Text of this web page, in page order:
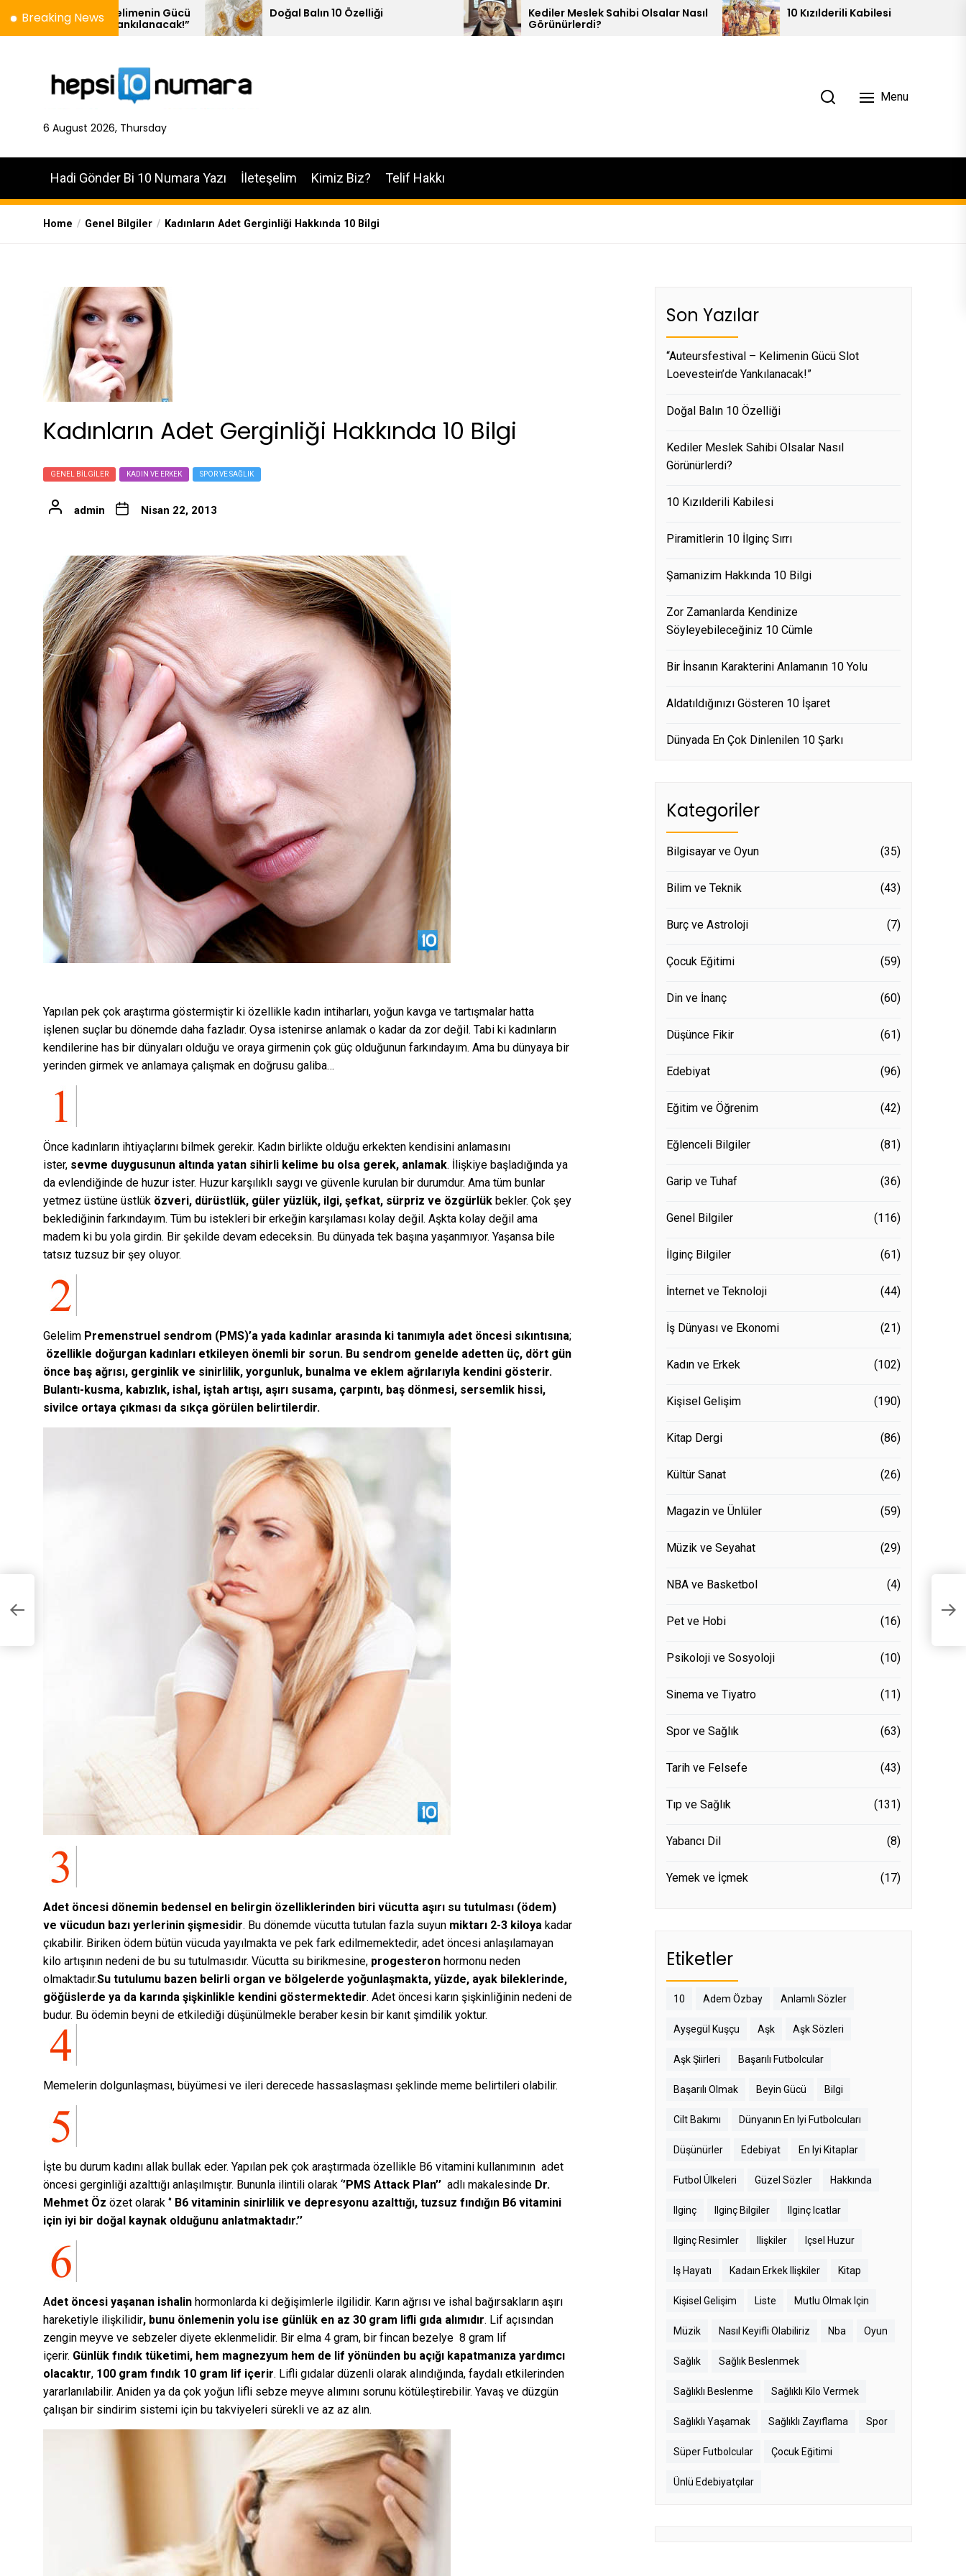
Breaking News
– Kelimenin Gücü
Yankılanacak!”
Doğal Balın 10 Özelliği
Kediler Meslek Sahibi Olsalar Nasıl
Görünürlerdi?
10 Kızılderili Kabilesi
6 August 2026, Thursday
Menu
Hadi Gönder Bi 10 Numara Yazı İleteşelim Kimiz Biz? Telif Hakkı
Home Genel Bilgiler Kadınların Adet Gerginliği Hakkında 10 Bilgi
Kadınların Adet Gerginliği Hakkında 10 Bilgi
GENEL BILGILER KADIN VE ERKEK SPOR VE SAĞLIK
admin Nisan 22, 2013
Yapılan pek çok araştırma göstermiştir ki özellikle kadın intiharları, yoğun kavga ve tartışmalar hatta
işlenen suçlar bu dönemde daha fazladır. Oysa istenirse anlamak o kadar da zor değil. Tabi ki kadınların
kendilerine has bir dünyaları olduğu ve oraya girmenin çok güç olduğunun farkındayım. Ama bu dünyaya bir
yerinden girmek ve anlamaya çalışmak en doğrusu galiba…
Önce kadınların ihtiyaçlarını bilmek gerekir. Kadın birlikte olduğu erkekten kendisini anlamasını
ister, sevme duygusunun altında yatan sihirli kelime bu olsa gerek, anlamak. İlişkiye başladığında ya
da evlendiğinde de huzur ister. Huzur karşılıklı saygı ve güvenle kurulan bir durumdur. Ama tüm bunlar
yetmez üstüne üstlük özveri, dürüstlük, güler yüzlük, ilgi, şefkat, sürpriz ve özgürlük bekler. Çok şey
beklediğinin farkındayım. Tüm bu istekleri bir erkeğin karşılaması kolay değil. Aşkta kolay değil ama
madem ki bu yola girdin. Bir şekilde devam edeceksin. Bu dünyada tek başına yaşanmıyor. Yaşansa bile
tatsız tuzsuz bir şey oluyor.
Gelelim Premenstruel sendrom (PMS)’a yada kadınlar arasında ki tanımıyla adet öncesi sıkıntısına;
özellikle doğurgan kadınları etkileyen önemli bir sorun. Bu sendrom genelde adetten üç, dört gün
önce baş ağrısı, gerginlik ve sinirlilik, yorgunluk, bunalma ve eklem ağrılarıyla kendini gösterir.
Bulantı-kusma, kabızlık, ishal, iştah artışı, aşırı susama, çarpıntı, baş dönmesi, sersemlik hissi,
sivilce ortaya çıkması da sıkça görülen belirtilerdir.
Adet öncesi dönemin bedensel en belirgin özelliklerinden biri vücutta aşırı su tutulması (ödem)
ve vücudun bazı yerlerinin şişmesidir. Bu dönemde vücutta tutulan fazla suyun miktarı 2-3 kiloya kadar
çıkabilir. Biriken ödem bütün vücuda yayılmakta ve pek fark edilmemektedir, adet öncesi anlaşılamayan
kilo artışının nedeni de bu su tutulmasıdır. Vücutta su birikmesine, progesteron hormonu neden
olmaktadır.Su tutulumu bazen belirli organ ve bölgelerde yoğunlaşmakta, yüzde, ayak bileklerinde,
göğüslerde ya da karında şişkinlikle kendini göstermektedir. Adet öncesi karın şişkinliğinin nedeni de
budur. Bu ödemin beyni de etkilediği düşünülmekle beraber kesin bir kanıt şimdilik yoktur.
Memelerin dolgunlaşması, büyümesi ve ileri derecede hassaslaşması şeklinde meme belirtileri olabilir.
İşte bu durum kadını allak bullak eder. Yapılan pek çok araştırmada özellikle B6 vitamini kullanımının adet
öncesi gerginliği azalttığı anlaşılmıştır. Bununla ilintili olarak ‘’PMS Attack Plan’’ adlı makalesinde Dr.
Mehmet Öz özet olarak ‘’ B6 vitaminin sinirlilik ve depresyonu azalttığı, tuzsuz fındığın B6 vitamini
için iyi bir doğal kaynak olduğunu anlatmaktadır.’’
Adet öncesi yaşanan ishalin hormonlarda ki değişimlerle ilgilidir. Karın ağrısı ve ishal bağırsakların aşırı
hareketiyle ilişkilidir, bunu önlemenin yolu ise günlük en az 30 gram lifli gıda alımıdır. Lif açısından
zengin meyve ve sebzeler diyete eklenmelidir. Bir elma 4 gram, bir fincan bezelye 8 gram lif
içerir. Günlük fındık tüketimi, hem magnezyum hem de lif yönünden bu açığı kapatmanıza yardımcı
olacaktır, 100 gram fındık 10 gram lif içerir. Lifli gıdalar düzenli olarak alındığında, faydalı etkilerinden
yararlanılabilir. Aniden ya da çok yoğun lifli sebze meyve alımını sorunu kötüleştirebilir. Yavaş ve düzgün
çalışan bir sindirim sistemi için bu takviyeleri sürekli ve az az alın.
Son Yazılar
“Auteursfestival – Kelimenin Gücü Slot
Loevestein’de Yankılanacak!”
Doğal Balın 10 Özelliği
Kediler Meslek Sahibi Olsalar Nasıl
Görünürlerdi?
10 Kızılderili Kabilesi
Piramitlerin 10 İlginç Sırrı
Şamanizim Hakkında 10 Bilgi
Zor Zamanlarda Kendinize
Söyleyebileceğiniz 10 Cümle
Bir İnsanın Karakterini Anlamanın 10 Yolu
Aldatıldığınızı Gösteren 10 İşaret
Dünyada En Çok Dinlenilen 10 Şarkı
Kategoriler
Bilgisayar ve Oyun (35)
Bilim ve Teknik (43)
Burç ve Astroloji (7)
Çocuk Eğitimi (59)
Din ve İnanç (60)
Düşünce Fikir (61)
Edebiyat (96)
Eğitim ve Öğrenim (42)
Eğlenceli Bilgiler (81)
Garip ve Tuhaf (36)
Genel Bilgiler (116)
İlginç Bilgiler (61)
İnternet ve Teknoloji (44)
İş Dünyası ve Ekonomi (21)
Kadın ve Erkek (102)
Kişisel Gelişim (190)
Kitap Dergi (86)
Kültür Sanat (26)
Magazin ve Ünlüler (59)
Müzik ve Seyahat (29)
NBA ve Basketbol (4)
Pet ve Hobi (16)
Psikoloji ve Sosyoloji (10)
Sinema ve Tiyatro (11)
Spor ve Sağlık (63)
Tarih ve Felsefe (43)
Tıp ve Sağlık (131)
Yabancı Dil (8)
Yemek ve İçmek (17)
Etiketler
10 Adem Özbay Anlamlı Sözler
Ayşegül Kuşçu Aşk Aşk Sözleri
Aşk Şiirleri Başarılı Futbolcular
Başarılı Olmak Beyin Gücü Bilgi
Cilt Bakımı Dünyanın En Iyi Futbolcuları
Düşünürler Edebiyat En Iyi Kitaplar
Futbol Ülkeleri Güzel Sözler Hakkında
Ilginç Ilginç Bilgiler Ilginç Icatlar
Ilginç Resimler Ilişkiler Içsel Huzur
Iş Hayatı Kadaın Erkek Ilişkiler Kitap
Kişisel Gelişim Liste Mutlu Olmak Için
Müzik Nasıl Keyifli Olabiliriz Nba Oyun
Sağlık Sağlık Beslenmek
Sağlıklı Beslenme Sağlıklı Kilo Vermek
Sağlıklı Yaşamak Sağlıklı Zayıflama Spor
Süper Futbolcular Çocuk Eğitimi
Ünlü Edebiyatçılar